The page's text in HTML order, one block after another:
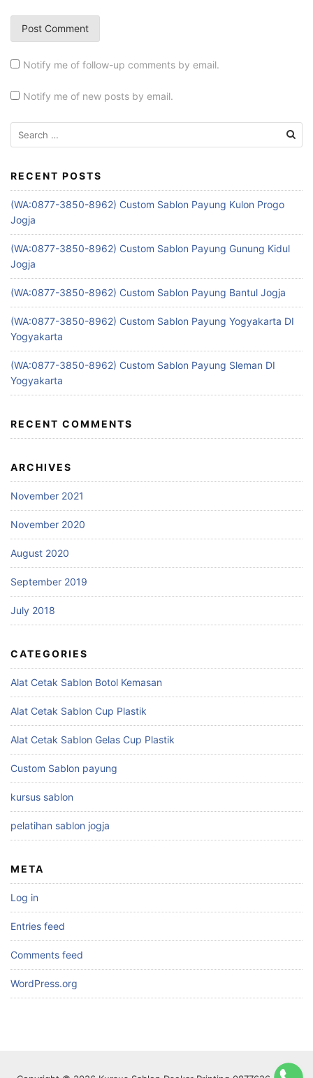
Notify me of follow-up comments by email.
Notify me of new posts by email.
Search
for:
RECENT POSTS
(WA:0877-3850-8962) Custom Sablon Payung Kulon Progo
Jogja
(WA:0877-3850-8962) Custom Sablon Payung Gunung Kidul
Jogja
(WA:0877-3850-8962) Custom Sablon Payung Bantul Jogja
(WA:0877-3850-8962) Custom Sablon Payung Yogyakarta DI
Yogyakarta
(WA:0877-3850-8962) Custom Sablon Payung Sleman DI
Yogyakarta
RECENT COMMENTS
ARCHIVES
November 2021
November 2020
August 2020
September 2019
July 2018
CATEGORIES
Alat Cetak Sablon Botol Kemasan
Alat Cetak Sablon Cup Plastik
Alat Cetak Sablon Gelas Cup Plastik
Custom Sablon payung
kursus sablon
pelatihan sablon jogja
META
Log in
Entries feed
Comments feed
WordPress.org